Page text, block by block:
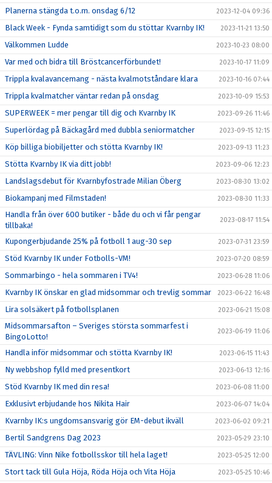
Planerna stängda t.o.m. onsdag 6/12 2023-12-04 09:36
Black Week - Fynda samtidigt som du stöttar Kvarnby IK! 2023-11-21 13:50
Välkommen Ludde 2023-10-23 08:00
Var med och bidra till Bröstcancerförbundet! 2023-10-17 11:09
Trippla kvalavancemang - nästa kvalmotståndare klara 2023-10-16 07:44
Trippla kvalmatcher väntar redan på onsdag 2023-10-09 15:53
SUPERWEEK = mer pengar till dig och Kvarnby IK 2023-09-26 11:46
Superlördag på Bäckagård med dubbla seniormatcher 2023-09-15 12:15
Köp billiga biobiljetter och stötta Kvarnby IK! 2023-09-13 11:23
Stötta Kvarnby IK via ditt jobb! 2023-09-06 12:23
Landslagsdebut för Kvarnbyfostrade Milian Öberg 2023-08-30 13:02
Biokampanj med Filmstaden! 2023-08-30 11:33
Handla från över 600 butiker - både du och vi får pengar
tillbaka!
2023-08-17 11:54
Kupongerbjudande 25% på fotboll 1 aug-30 sep 2023-07-31 23:59
Stöd Kvarnby IK under Fotbolls-VM! 2023-07-20 08:59
Sommarbingo - hela sommaren i TV4! 2023-06-28 11:06
Kvarnby IK önskar en glad midsommar och trevlig sommar 2023-06-22 16:48
Lira solsäkert på fotbollsplanen 2023-06-21 15:08
Midsommarsafton – Sveriges största sommarfest i
BingoLotto!
2023-06-19 11:06
Handla inför midsommar och stötta Kvarnby IK! 2023-06-15 11:43
Ny webbshop fylld med presentkort 2023-06-13 12:16
Stöd Kvarnby IK med din resa! 2023-06-08 11:00
Exklusivt erbjudande hos Nikita Hair 2023-06-07 14:04
Kvarnby IK:s ungdomsansvarig gör EM-debut ikväll 2023-06-02 09:21
Bertil Sandgrens Dag 2023 2023-05-29 23:10
TÄVLING: Vinn Nike fotbollsskor till hela laget! 2023-05-25 12:00
Stort tack till Gula Höja, Röda Höja och Vita Höja 2023-05-25 10:46